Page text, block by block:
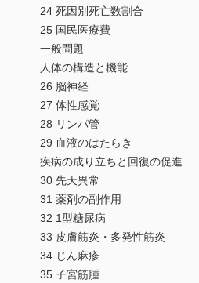
24 死因別死亡数割合
25 国民医療費
一般問題
人体の構造と機能
26 脳神経
27 体性感覚
28 リンパ管
29 血液のはたらき
疾病の成り立ちと回復の促進
30 先天異常
31 薬剤の副作用
32 1型糖尿病
33 皮膚筋炎・多発性筋炎
34 じん麻疹
35 子宮筋腫